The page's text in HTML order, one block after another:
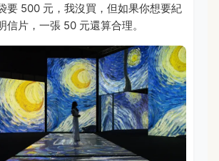
要 500 元，我沒買，但如果你想要紀
信片，一張 50 元還算合理。